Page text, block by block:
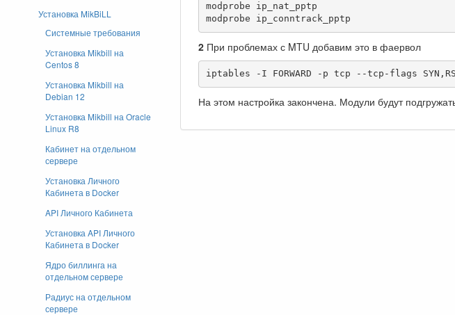
Установка MikBiLL
Системные требования
Установка Mikbill на
Centos 8
Установка Mikbill на
Debian 12
Установка Mikbill на Oracle
Linux R8
Кабинет на отдельном
сервере
Установка Личного
Кабинета в Docker
API Личного Кабинета
Установка API Личного
Кабинета в Docker
Ядро биллинга на
отдельном сервере
Радиус на отдельном
сервере
modprobe ip_nat_pptp
modprobe ip_conntrack_pptp
2 При проблемах с MTU добавим это в фаервол
iptables -I FORWARD -p tcp --tcp-flags
На этом настройка закончена. Модули будут